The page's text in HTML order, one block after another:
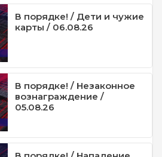
В порядке! / Дети и чужие
карты / 06.08.26
В порядке! / Незаконное
вознаграждение /
05.08.26